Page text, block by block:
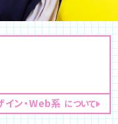
イン・Web系 について